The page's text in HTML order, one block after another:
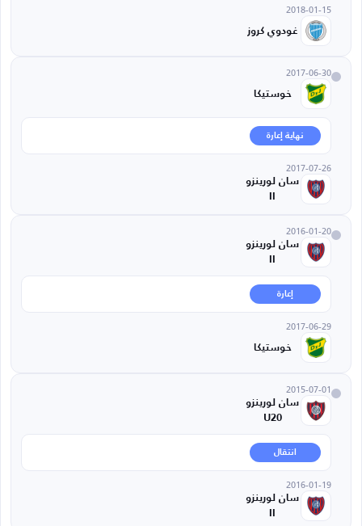
2018-01-15
غودوي كروز
2017-06-30
خوستيكا
نهاية إعارة
2017-07-26
سان لورينزو
2016-01-20
سان لورينزو
إعارة
2017-06-29
خوستيكا
2015-07-01
سان لورينزو
U20
انتقال
2016-01-19
سان لورينزو